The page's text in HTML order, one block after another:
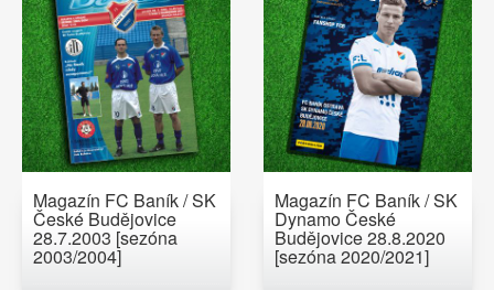
Magazín FC Baník / SK
České Budějovice
28.7.2003 [sezóna
2003/2004]
Magazín FC Baník / SK
Dynamo České
Budějovice 28.8.2020
[sezóna 2020/2021]